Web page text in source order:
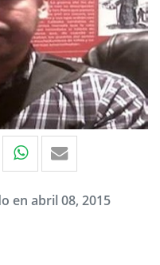
en abril 08, 2015